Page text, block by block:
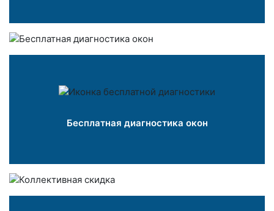
Бесплатная диагностика окон